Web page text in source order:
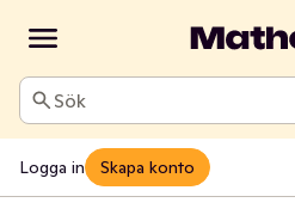
Sök
Logga in Skapa konto